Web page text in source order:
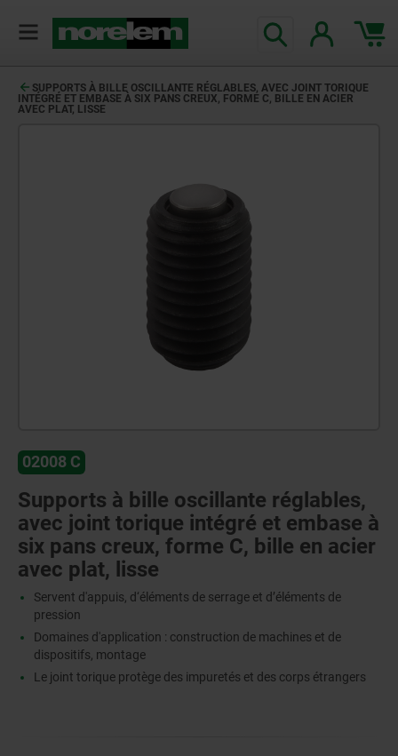
SUPPORTS À BILLE OSCILLANTE RÉGLABLES, AVEC JOINT TORIQUE
INTÉGRÉ ET EMBASE À SIX PANS CREUX, FORME C, BILLE EN ACIER
AVEC PLAT, LISSE
02008 C
Supports à bille oscillante réglables,
avec joint torique intégré et embase à
six pans creux, forme C, bille en acier
avec plat, lisse
Servent d'appuis, d‘éléments de serrage et d’éléments de
pression
Domaines d'application : construction de machines et de
dispositifs, montage
Le joint torique protège des impuretés et des corps étrangers